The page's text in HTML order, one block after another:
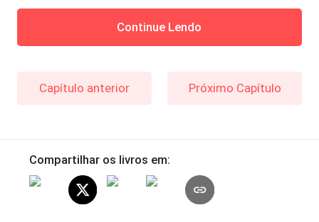
Continue Lendo
Capítulo anterior Próximo Capítulo
Compartilhar os livros em: